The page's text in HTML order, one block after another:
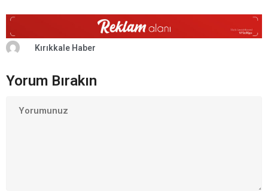
Kırıkkale Haber
Yorum Bırakın